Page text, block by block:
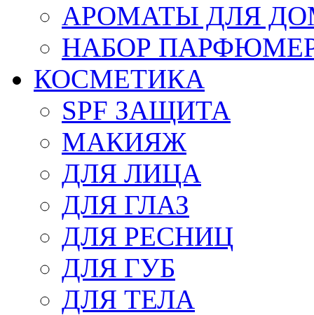
АРОМАТЫ ДЛЯ
НАБОР
КОСМЕТИКА
SPF ЗАЩИТА
МАКИЯЖ
ДЛЯ ЛИЦА
ДЛЯ ГЛАЗ
ДЛЯ РЕСНИЦ
ДЛЯ ГУБ
ДЛЯ ТЕЛА